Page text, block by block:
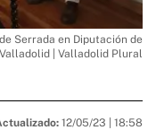
Serrada en Diputación de
Valladolid | Valladolid Plural
12/05/23 | 18:58